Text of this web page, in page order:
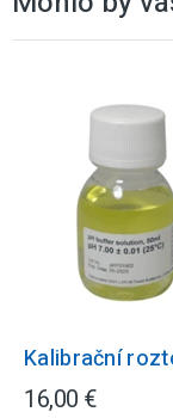
Kalibrační
16,00 €